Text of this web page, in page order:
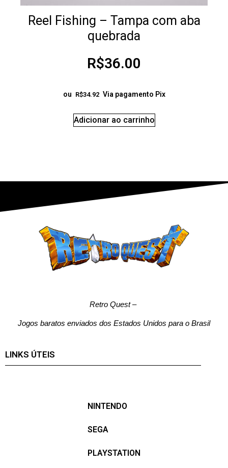
Reel Fishing – Tampa com aba
quebrada
R$36.00
ou R$34.92 Via pagamento Pix
Adicionar ao carrinho
Retro Quest–
Jogos baratos enviados dos Estados Unidos para o Brasil
LINKS ÚTEIS
NINTENDO
SEGA
PLAYSTATION